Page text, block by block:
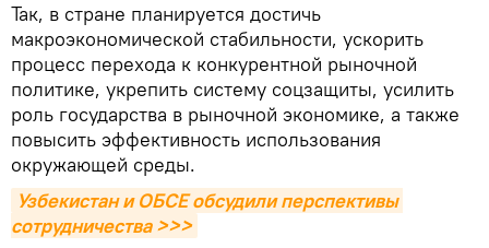
Так, в стране планируется достичь
макроэкономической стабильности, ускорить
процесс перехода к конкурентной рыночной
политике, укрепить систему соцзащиты, усилить
роль государства в рыночной экономике, а также
повысить эффективность использования
окружающей среды.
Узбекистан и ОБСЕ обсудили перспективы
сотрудничества >>>